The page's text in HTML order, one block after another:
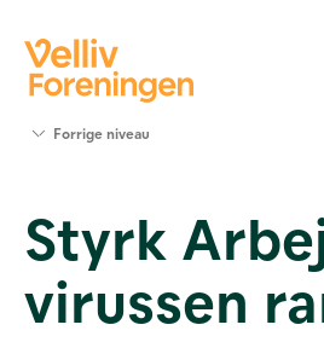
Værktøjer
og viden
Om Velliv
Foreningen
Forrige niveau
Styrk
virussen